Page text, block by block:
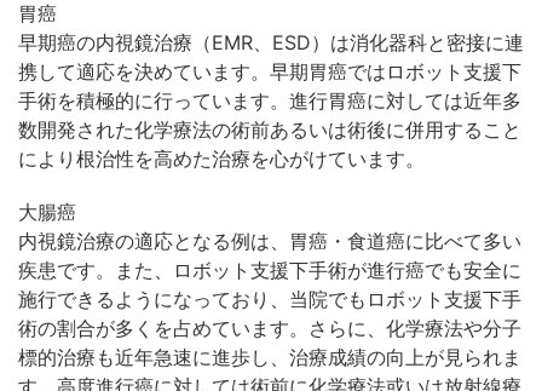
胃癌
早期癌の内視鏡治療（EMR、ESD）は消化器科と密接に連
携して適応を決めています。早期胃癌ではロボット支援下
手術を積極的に行っています。進行胃癌に対しては近年多
数開発された化学療法の術前あるいは術後に併用すること
により根治性を高めた治療を心がけています。
大腸癌
内視鏡治療の適応となる例は、胃癌・食道癌に比べて多い
疾患です。また、ロボット支援下手術が進行癌でも安全に
施行できるようになっており、当院でもロボット支援下手
術の割合が多くを占めています。さらに、化学療法や分子
標的治療も近年急速に進歩し、治療成績の向上が見られま
す。高度進行癌に対しては術前に化学療法或いは放射線療